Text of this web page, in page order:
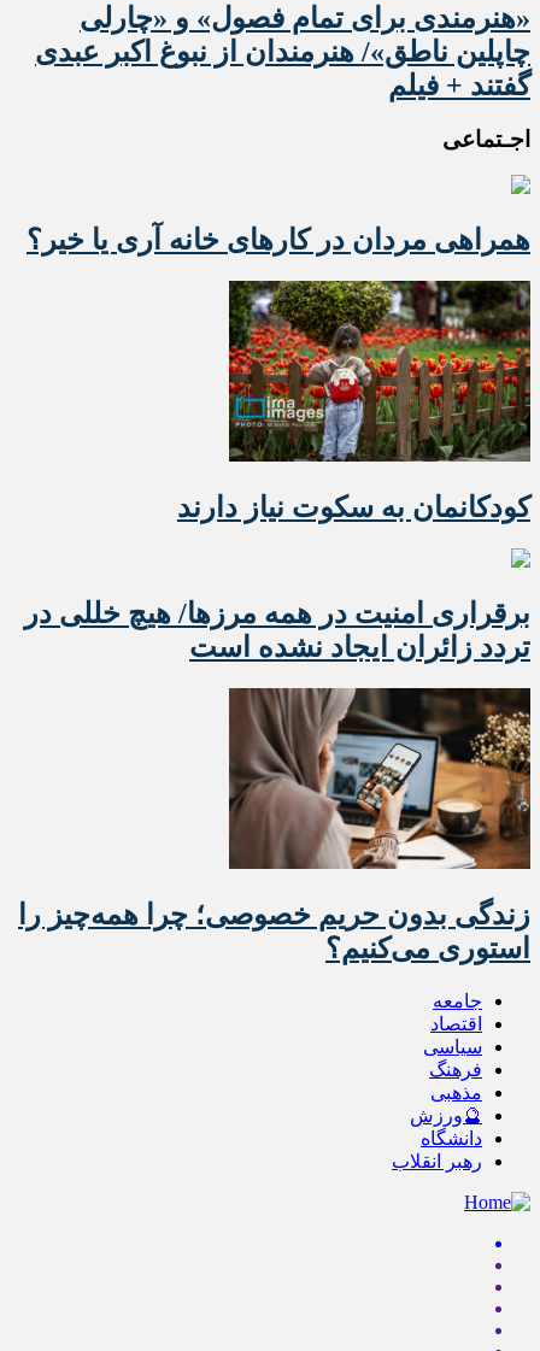
«هنرمندی برای تمام فصول» و «چارلی
چاپلین ناطق»/ هنرمندان از نبوغ اکبر عبدی
گفتند + فیلم
اجـتماعی
همراهی مردان در کارهای خانه آری یا خیر؟
کودکانمان به سکوت نیاز دارند
برقراری امنیت در همه مرزها/ هیچ‌ خللی در
تردد زائران ایجاد نشده است
زندگی بدون حریم خصوصی؛ چرا همه‌چیز را
استوری می‌کنیم؟
جامعه
اقتصاد
سیاسی
فرهنگ
مذهبی
🔮ورزش
دانشگاه
رهبر انقلاب